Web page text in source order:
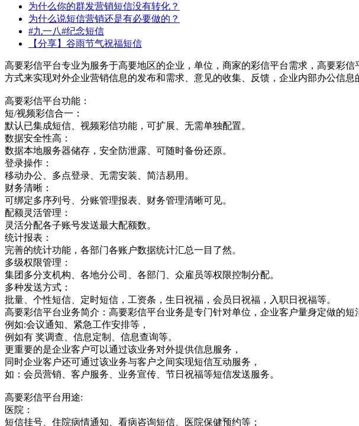
为什么你的群发营销短信没有转化？
为什么说短信营销还是有必要做的？
#九一八#纪念短信
【分享】谷雨节气祝福短信
高要彩信平台专业为服务于高要地区的企业，单位，商家的彩信平台需求，高要彩
方式来实现对外企业营销信息的发布和需求、意见的收集、反馈，企业内部办公信息
高要彩信平台功能：
短/视频彩信合一：
默认已集成短信、视频彩信功能，可扩展、无需单独配置。
数据安全性高：
数据本地服务器储存，安全防泄露、可随时备份还原。
登录操作：
移动办公、多点登录、无需安装、简洁易用。
财务清晰：
可绑定多序列号、分账管理报表、财务管理清晰可见。
配额灵活管理：
灵活分配各子账号发送最大配额数。
统计报表：
完善的统计功能，各部门各账户数据统计汇总一目了然。
多级权限管理：
集团多分支机构、各地分公司、各部门、众雇员等权限控制分配。
多种发送方式：
批量、个性短信、定时短信，工资条，生日祝福，会员日祝福，入职日祝福等。
高要彩信平台业务简介：高要彩信平台业务是专门针对单位，企业客户量身定做的
例如:会议通知、紧急工作安排等，
例如有 奖调查、信息定制、信息查询等。
更重要的是企业客户可以通过该业务对外提供信息服务，
同时企业客户还可通过该业务与客户之间实现短信互动服务，
如：会员营销、客户服务、业务宣传、节日祝福等短信发送服务。
高要彩信平台用途:
医院：
短信挂号、住院病情通知、看病咨询短信、医院保健预约等；